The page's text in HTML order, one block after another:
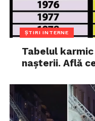
ȘTIRI INTERNE
Tabelul
nașterii. Află